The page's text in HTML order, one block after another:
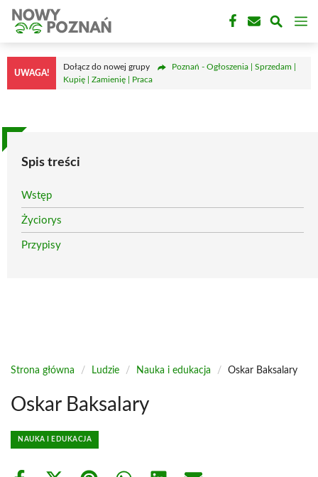
Przejdź
treści
UWAGA!
Dołącz do nowej grupy
Poznań - Ogłoszenia | Sprzedam |
Kupię | Zamienię | Praca
Spis treści
Wstęp
Życiorys
Przypisy
Strona główna / Ludzie / Nauka i edukacja / Oskar Baksalary
Oskar Baksalary
NAUKA I EDUKACJA